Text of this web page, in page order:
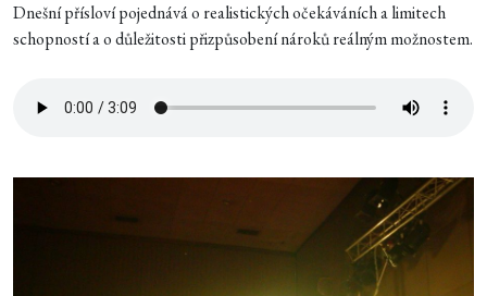
Dnešní přísloví pojednává o realistických očekáváních a limitech
schopností a o důležitosti přizpůsobení nároků reálným možnostem.